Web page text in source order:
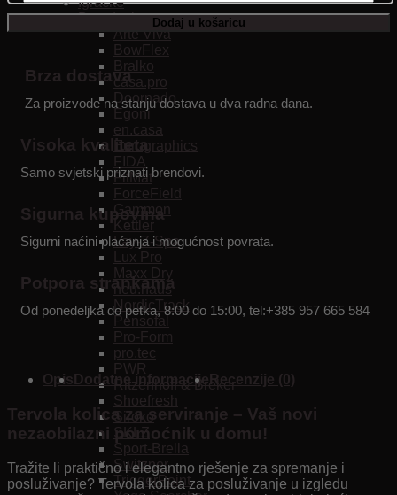
Brendovi
Arte Viva
BowFlex
Bralko
casa.pro
Doornado
Egoni
en.casa
Eurographics
FIDA
FitMat
ForceField
Gammon
Kettler
Lay-Z-Spa
Lux Pro
Maxx Dry
neu.haus
NordicTrack
Pensofal
Pro-Form
pro.tec
PWR
Ritzenhoff & Breker
Shoefresh
Siroko
SKLZ
Sport-Brella
Switzner
TriggerPoint
kolica
za
serviranje
nezaobilazni
količina
Dodaj u košaricu
Brza dostava
Za proizvode na stanju dostava u dva radna dana.
Visoka kvaliteta
Samo svjetski priznati brendovi.
Sigurna kupovina
Sigurni naćini plaćanja i mogućnost povrata.
Potpora strankama
Od ponedeljka do petka, 8:00 do 15:00, tel:+385 957 665 584
Opis Dodatne informacije Recenzije (0)
Tervola kolica za serviranje – Vaš novi
nezaobilazni pomoćnik u domu!
Tražite li praktično i elegantno rješenje za spremanje i
posluživanje? Tervola kolica za posluživanje u izgledu